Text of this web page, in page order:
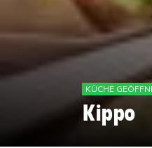
KÜCHE
Kippo